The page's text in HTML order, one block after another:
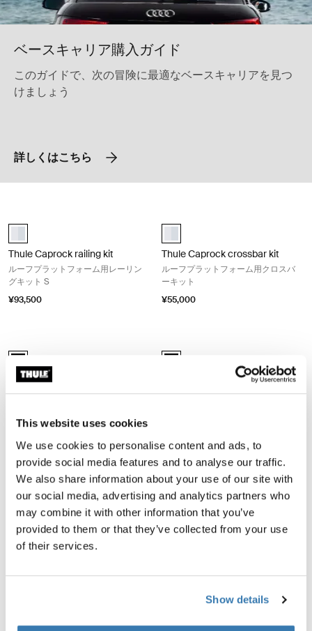
This website uses cookies
We use cookies to personalise content and ads, to
provide social media features and to analyse our traffic.
We also share information about your use of our site with
our social media, advertising and analytics partners who
may combine it with other information that you’ve
provided to them or that they’ve collected from your use
of their services.
Show details
ベースキャリア購入ガイド
このガイドで、次の冒険に最適なベースキャリアを見つ
けましょう
詳しくはこちら
aluminium (selected)
Thule Caprock railing kit
ルーフプラットフォーム用レーリン
グキット S
¥93,500
Thule Caprock Crossbar Kit アル
Thule Caprock crossbar kit
ルーフプラットフォーム用クロスバ
ーキット
¥55,000
Thule Caprock cargo box kit 黒 (selected)
Thule Caprock cargo box kit
ルーフプラットフォームカーゴボッ
¥44,000
Thule Caprock eye bolt kit 黒
Thule Caprock eye bolt kit
ルーフプラットフォームアイボルト
Thule Caprock cover strip ルーフプラットフォーム用ゴムカバーストリ
Thule Caprock cover strip 黒 (selected)
Thule Caprock cover strip
ルーフプラットフォーム用ゴムカバ
ーストリップ
¥13,200
Thule SquareBar Evo ルーフバー
black (selected)
Thule SquareBar Evo
ルーフバー 108 cm 2個パック ブラ
ック
Thule SquareBar ルーフバー 163 cm 2個パック ブラック Black
Thule ProBar Evo ルーフバー 120
aluminium (selected)